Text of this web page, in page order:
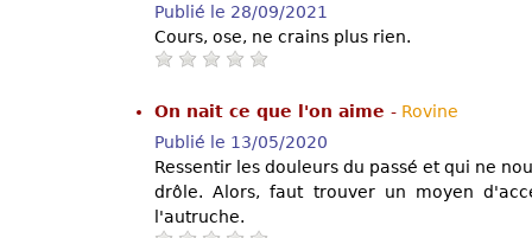
Publié le 28/09/2021
Cours, ose, ne crains plus rien.
On nait ce que l'on aime - Rovine
Publié le 13/05/2020
Ressentir les douleurs du passé et qui ne
drôle. Alors, faut trouver un moyen
l'autruche.